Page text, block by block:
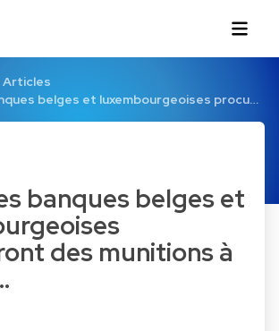
Articles
belges et luxembourgeoises procu…
banques belges et
des munitions à